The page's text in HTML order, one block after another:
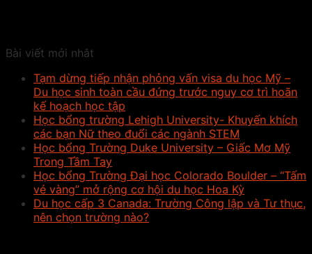
Bài viết mới nhât
Tạm dừng tiếp nhận phỏng vấn visa du học Mỹ –
Du học sinh toàn cầu đứng trước nguy cơ trì hoãn
kế hoạch học tập
Học bổng trường Lehigh University- Khuyến khích
các bạn Nữ theo đuổi các ngành STEM
Học bổng Trường Duke University – Giấc Mơ Mỹ
Trong Tầm Tay
Học bổng Trường Đại học Colorado Boulder – “Tấm
vé vàng” mở rộng cơ hội du học Hoa Kỳ
Du học cấp 3 Canada: Trường Công lập và Tư thục,
nên chọn trường nào?